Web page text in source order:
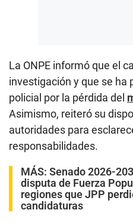
La ONPE informó que el
investigación y que se ha
policial por la pérdida del
Asimismo, reiteró su
autoridades para
responsabilidades.
MÁS: Senado 2026-
disputa de Fuerza
regiones que JPP
candidaturas